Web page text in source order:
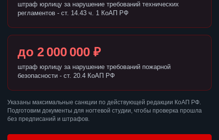
штраф юрлицу за нарушение требований технических
регламентов - ст. 14.43 ч. 1 КоАП РФ
до 2 000 000 ₽
штраф юрлицу за нарушение требований пожарной
безопасности - ст. 20.4 КоАП РФ
Указаны максимальные санкции по действующей редакции КоАП РФ.
Подготовим документы для ногтевой студии, чтобы проверка прошла
без предписаний и штрафов.